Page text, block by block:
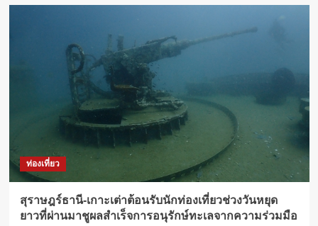
ท่องเที่ยว
สุราษฎร์ธานี-เกาะเต่าต้อนรับนักท่องเที่ยวช่วงวันหยุด
ยาวที่ผ่านมาชูผลสำเร็จการอนุรักษ์ทะเลจากความร่วมมือ